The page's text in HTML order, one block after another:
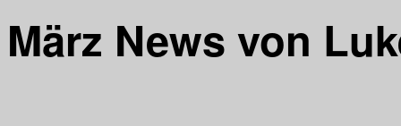
März News von